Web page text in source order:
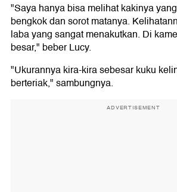
"Saya hanya bisa melihat kakinya
bengkok dan sorot matanya.
laba yang sangat menakutkan. Di
besar," beber Lucy.
"Ukurannya kira-kira sebesar kuku
berteriak," sambungnya.
ADVERTISEMENT